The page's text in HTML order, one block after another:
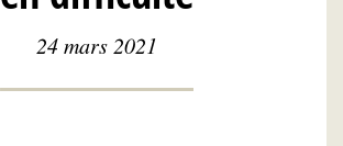
24 mars 2021